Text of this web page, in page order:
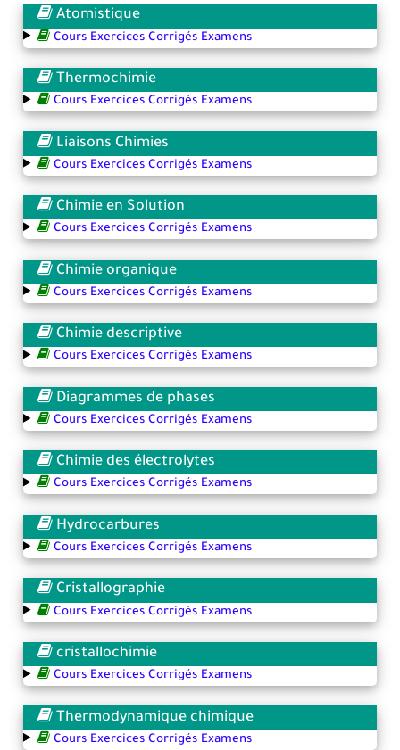
Atomistique
Cours Exercices Corrigés Examens
Thermochimie
Cours Exercices Corrigés Examens
Liaisons Chimies
Cours Exercices Corrigés Examens
Chimie en Solution
Cours Exercices Corrigés Examens
Chimie organique
Cours Exercices Corrigés Examens
Chimie descriptive
Cours Exercices Corrigés Examens
Diagrammes de phases
Cours Exercices Corrigés Examens
Chimie des électrolytes
Cours Exercices Corrigés Examens
Hydrocarbures
Cours Exercices Corrigés Examens
Cristallographie
Cours Exercices Corrigés Examens
cristallochimie
Cours Exercices Corrigés Examens
Thermodynamique chimique
Cours Exercices Corrigés Examens